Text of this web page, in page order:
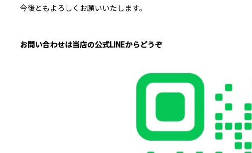
今後ともよろしくお願いいたします。
お問い合わせは当店の公式LINEからどうぞ